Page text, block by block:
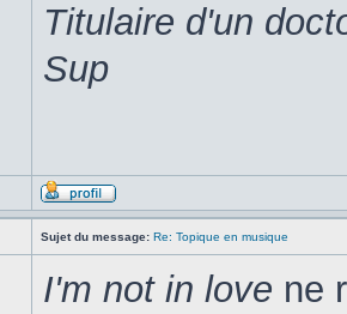
Titulaire d'un
Sup
Sujet du message: Re: Topique en musique
I'm not in love ne